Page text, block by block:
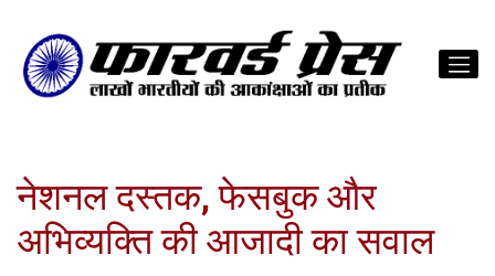
नेशनल दस्तक, फेसबुक और
अभिव्यक्ति की आजादी का सवाल